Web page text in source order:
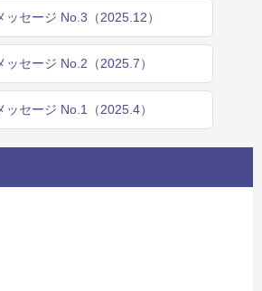
ッセージ No.3（2025.12）
ッセージ No.2（2025.7）
ッセージ No.1（2025.4）